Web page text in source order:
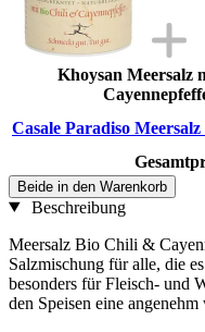
Khoysan Meersalz
Casale Paradiso
Beide in den Warenkorb
Beschreibung
Meersalz Bio Chili &
Salzmischung für alle, die
besonders für Fleisch- und
den Speisen eine